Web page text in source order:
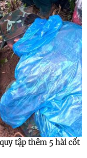
tập thêm 5 hài cốt